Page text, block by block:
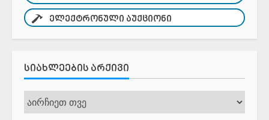
ᲔᲚᲔᲥᲢᲠᲝᲜᲣᲚᲘ ᲐᲣᲥᲪᲘᲝᲜᲘ
ᲡᲘᲐᲮᲚᲔᲔᲑᲘᲡ ᲐᲠᲥᲘᲕᲘ
სიახლეების
არქივი